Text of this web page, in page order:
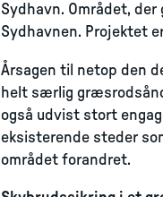
Sydhavn. Området,
Sydhavnen. Projektet
Årsagen til netop den
helt særlig
også udvist stort
eksisterende steder
området forandret.